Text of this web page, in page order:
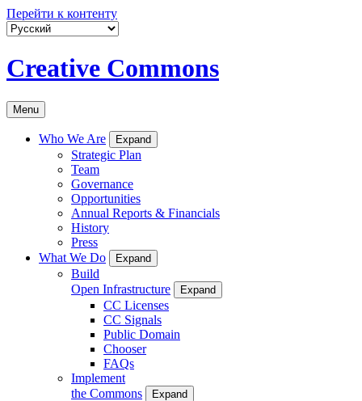
Перейти к контенту
Creative Commons
Menu
Who We Are Expand
Strategic Plan
Team
Governance
Opportunities
Annual Reports & Financials
History
Press
What We Do
Expand
Build
Open Infrastructure
Expand
CC Licenses
CC Signals
Public Domain
Chooser
FAQs
Implement
the Commons
Expand